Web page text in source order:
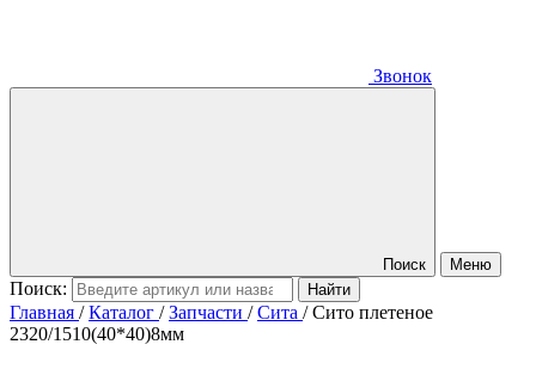
Звонок
Поиск Меню
Поиск:
Главная /Каталог /Запчасти /Сита /Сито плетеное
2320/1510(40*40)8мм